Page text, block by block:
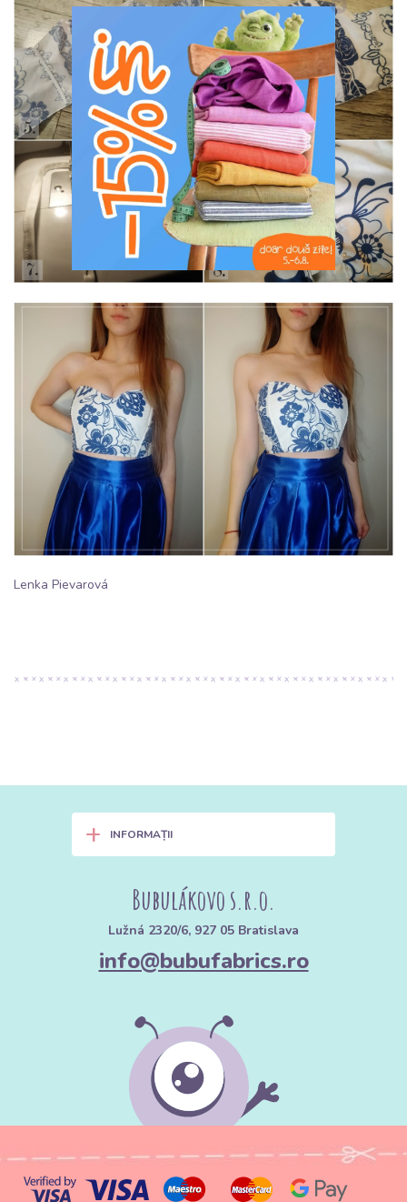
Lenka Pievarová
+ INFORMAȚII
Bubulákovo s.r.o.
Lužná 2320/6, 927 05 Bratislava
info@bubufabrics.ro